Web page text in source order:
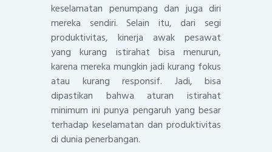
keselamatan penumpang dan juga diri
mereka sendiri. Selain itu, dari segi
produktivitas, kinerja awak pesawat
yang kurang istirahat bisa menurun,
karena mereka mungkin jadi kurang fokus
atau kurang responsif. Jadi, bisa
dipastikan bahwa aturan istirahat
minimum ini punya pengaruh yang besar
terhadap keselamatan dan produktivitas
di dunia penerbangan.